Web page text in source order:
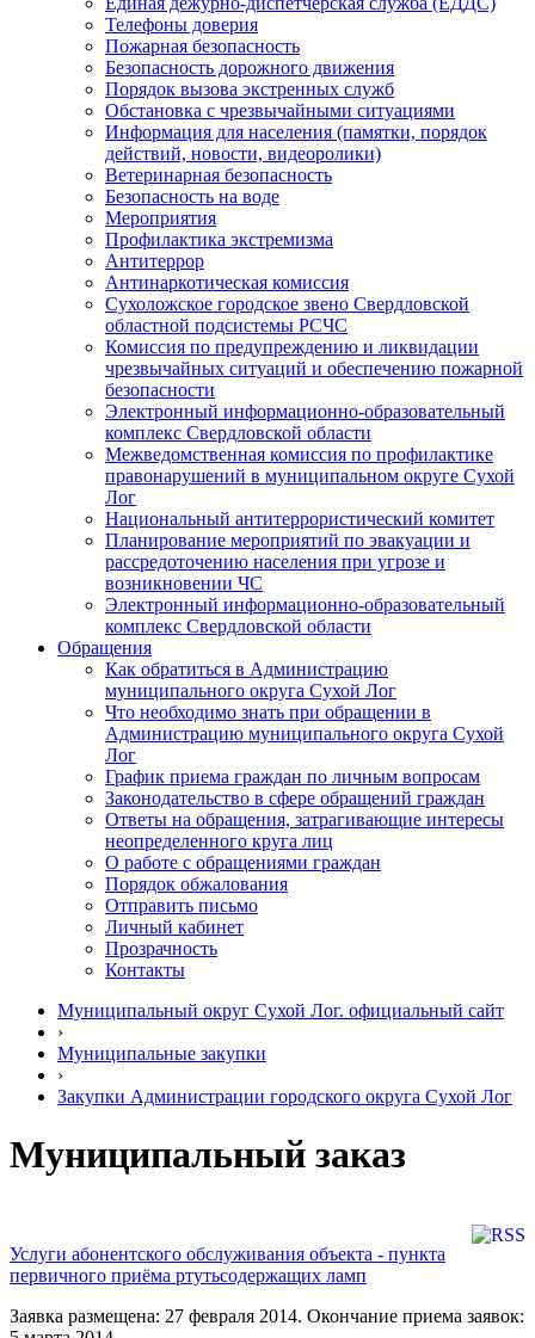
Телефоны доверия
Пожарная безопасность
Безопасность дорожного движения
Порядок вызова экстренных служб
Обстановка с чрезвычайными ситуациями
Информация для населения (памятки, порядок
действий, новости, видеоролики)
Ветеринарная безопасность
Безопасность на воде
Мероприятия
Профилактика экстремизма
Антитеррор
Антинаркотическая комиссия
Сухоложское городское звено Свердловской
областной подсистемы РСЧС
Комиссия по предупреждению и ликвидации
чрезвычайных ситуаций и обеспечению пожарной
безопасности
Электронный информационно-образовательный
комплекс Cвердловской области
Межведомственная комиссия по профилактике
правонарушений в муниципальном округе Сухой
Лог
Национальный антитеррористический комитет
Планирование мероприятий по эвакуации и
рассредоточению населения при угрозе и
возникновении ЧС
Электронный информационно-образовательный
комплекс Свердловской области
Обращения
Как обратиться в Администрацию
муниципального округа Сухой Лог
Что необходимо знать при обращении в
Администрацию муниципального округа Сухой
Лог
График приема граждан по личным вопросам
Законодательство в сфере обращений граждан
Ответы на обращения, затрагивающие интересы
неопределенного круга лиц
О работе с обращениями граждан
Порядок обжалования
Отправить письмо
Личный кабинет
Прозрачность
Контакты
Муниципальный округ Сухой Лог. официальный сайт
›
Муниципальные закупки
›
Закупки Администрации городского округа Сухой Лог
Муниципальный заказ
Услуги абонентского обслуживания объекта - пункта
первичного приёма ртутьсодержащих ламп
Заявка размещена: 27 февраля 2014. Окончание приема заявок: